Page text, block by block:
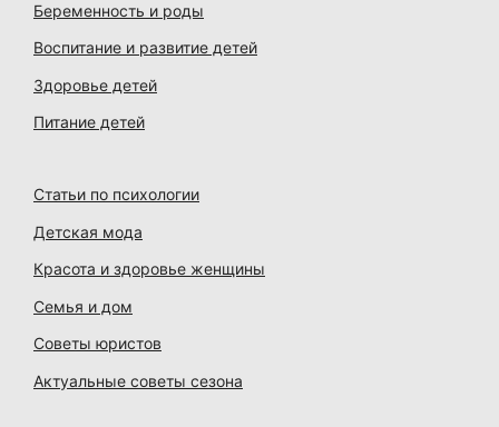
Беременность и роды
Воспитание и развитие детей
Здоровье детей
Питание детей
Статьи по психологии
Детская мода
Красота и здоровье женщины
Семья и дом
Советы юристов
Актуальные советы сезона